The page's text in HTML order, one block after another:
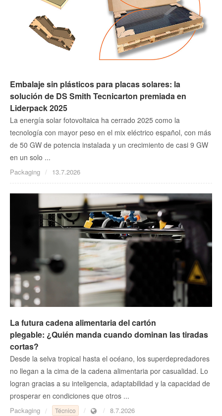
Embalaje sin plásticos para placas solares: la
solución de DS Smith Tecnicarton premiada en
Liderpack 2025
La energía solar fotovoltaica ha cerrado 2025 como la
tecnología con mayor peso en el mix eléctrico español, con más
de 50 GW de potencia instalada y un crecimiento de casi 9 GW
en un solo ...
Packaging 13.7.2026
La futura cadena alimentaria del cartón
plegable: ¿Quién manda cuando dominan las tiradas
cortas?
Desde la selva tropical hasta el océano, los superdepredadores
no llegan a la cima de la cadena alimentaria por casualidad. Lo
logran gracias a su inteligencia, adaptabilidad y la capacidad de
prosperar en condiciones que otros ...
Packaging Técnico 8.7.2026